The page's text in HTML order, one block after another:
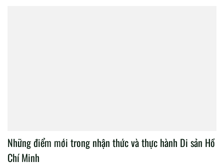
Những điểm mới trong nhận thức và thực hành Di sản Hồ
Chí Minh